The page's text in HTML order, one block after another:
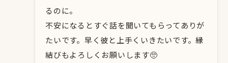
るのに。
不安になるとすぐ話を聞いてもらってありが
たいです。早く彼と上手くいきたいです。縁
結びもよろしくお願いします🥺